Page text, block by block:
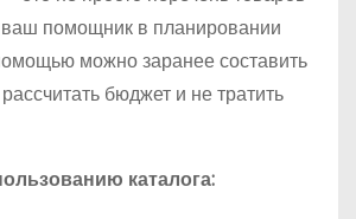
ваш помощник в планировании
можно заранее составить
бюджет и не тратить
каталога: